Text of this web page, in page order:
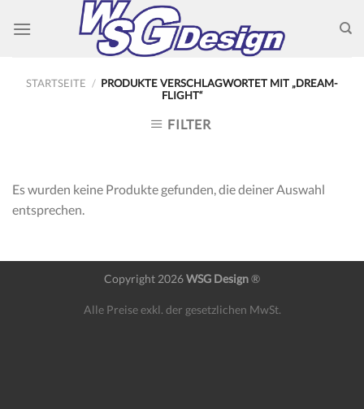
STARTSEITE / PRODUKTE VERSCHLAGWORTET MIT „DREAM-
FLIGHT“
FILTER
Es wurden keine Produkte gefunden, die deiner Auswahl
entsprechen.
Copyright 2026WSG Design®
Alle Preise exkl. der gesetzlichen MwSt.